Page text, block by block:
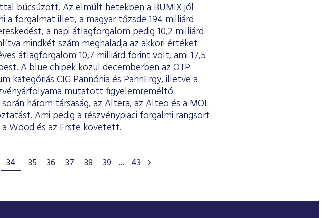
búcsúzott. Az elmúlt hetekben a BUMIX jól
forgalmat illeti, a magyar tőzsde 194 milliárd
a napi átlagforgalom pedig 10,2 milliárd
mindkét szám meghaladja az akkori értéket
átlagforgalom 10,7 milliárd forint volt, ami 17,5
A blue chipek közül decemberben az OTP
kategóriás CIG Pannónia és PannErgy, illetve a
mutatott figyelemreméltó
három társaság, az Altera, az Alteo és a MOL
Ami pedig a részvénypiaci forgalmi rangsort
Wood és az Erste követett.
34 35 36 37 38 39 ... 43